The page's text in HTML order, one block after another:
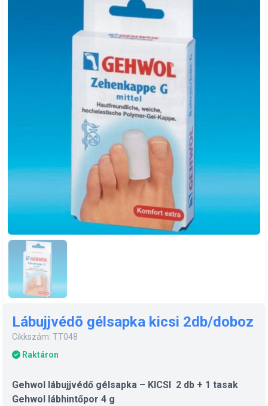
Lábujjvédõ gélsapka kicsi 2db/doboz
Cikkszám: TT048
Raktáron
Gehwol lábujjvédő gélsapka – KICSI 2 db + 1 tasak
Gehwol lábhintőpor 4 g